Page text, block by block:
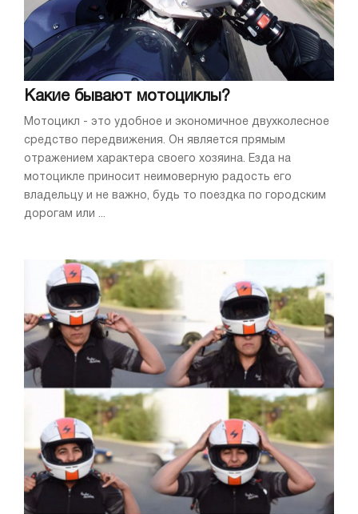
Какие бывают мотоциклы?
Мотоцикл - это удобное и экономичное двухколесное
средство передвижения. Он является прямым
отражением характера своего хозяина. Езда на
мотоцикле приносит неимоверную радость его
владельцу и не важно, будь то поездка по городским
дорогам или ...